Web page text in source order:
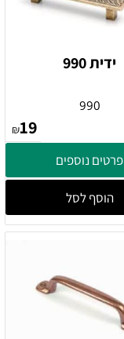
ידית 990
990
₪19
פרטים נוספים
הוסף לסל